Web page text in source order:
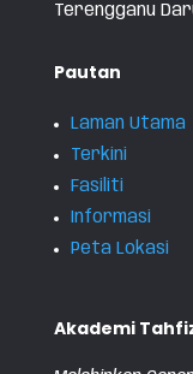
Terengganu
Pautan
Laman Utama
Terkini
Fasiliti
Informasi
Peta Lokasi
Akademi